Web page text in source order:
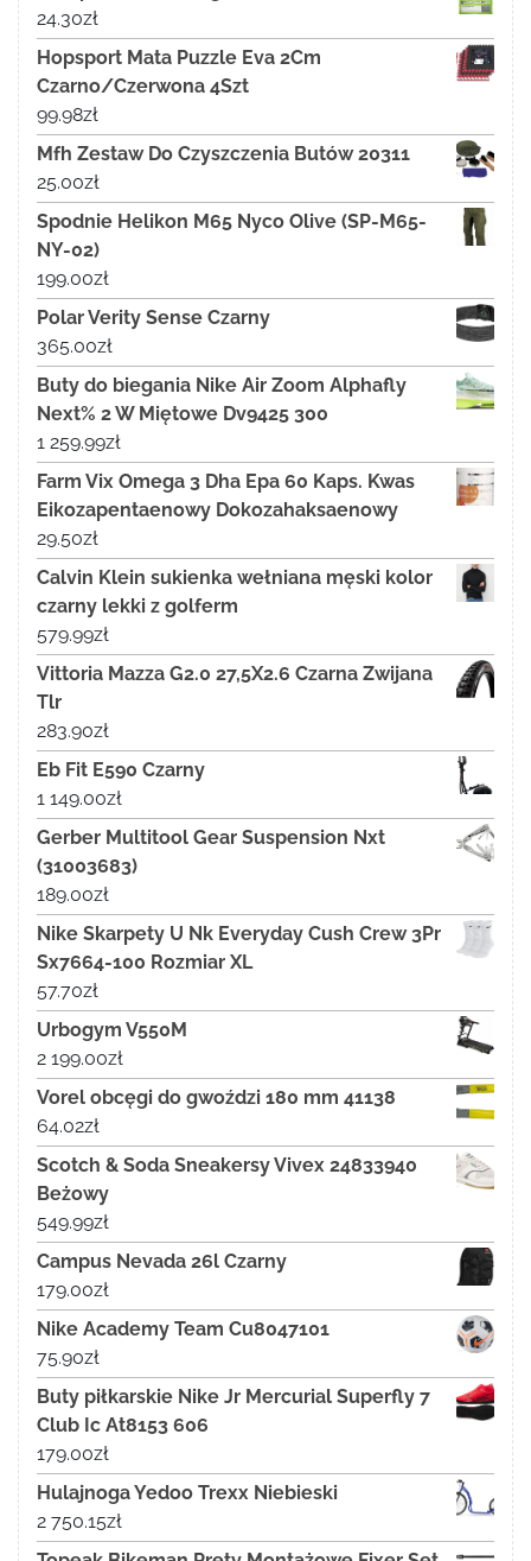
24.30zł
Hopsport Mata Puzzle Eva 2Cm
Czarno/Czerwona 4Szt
99.98zł
Mfh Zestaw Do Czyszczenia Butów 20311
25.00zł
Spodnie Helikon M65 Nyco Olive (SP-M65-
NY-02)
199.00zł
Polar Verity Sense Czarny
365.00zł
Buty do biegania Nike Air Zoom Alphafly
Next% 2 W Miętowe Dv9425 300
1 259.99zł
Farm Vix Omega 3 Dha Epa 60 Kaps. Kwas
Eikozapentaenowy Dokozahaksaenowy
29.50zł
Calvin Klein sukienka wełniana męski kolor
czarny lekki z golferm
579.99zł
Vittoria Mazza G2.0 27,5X2.6 Czarna Zwijana
Tlr
283.90zł
Eb Fit E590 Czarny
1 149.00zł
Gerber Multitool Gear Suspension Nxt
(31003683)
189.00zł
Nike Skarpety U Nk Everyday Cush Crew 3Pr
Sx7664-100 Rozmiar XL
57.70zł
Urbogym V550M
2 199.00zł
Vorel obcęgi do gwoździ 180 mm 41138
64.02zł
Scotch & Soda Sneakersy Vivex 24833940
Beżowy
549.99zł
Campus Nevada 26l Czarny
179.00zł
Nike Academy Team Cu8047101
75.90zł
Buty piłkarskie Nike Jr Mercurial Superfly 7
Club Ic At8153 606
179.00zł
Hulajnoga Yedoo Trexx Niebieski
2 750.15zł